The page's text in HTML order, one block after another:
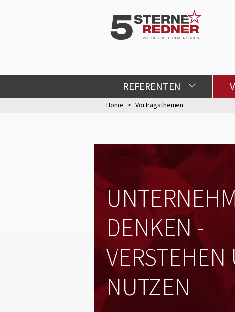
REFERENTEN
Home Vortragsthemen
DENKEN -
VERSTEHEN
NUTZEN